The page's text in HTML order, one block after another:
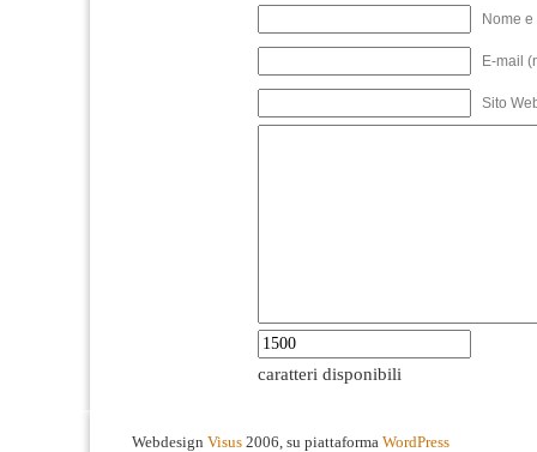
Nome
E-mail
Sito
caratteri disponibili
Webdesign Visus 2006, su piattaforma WordPress